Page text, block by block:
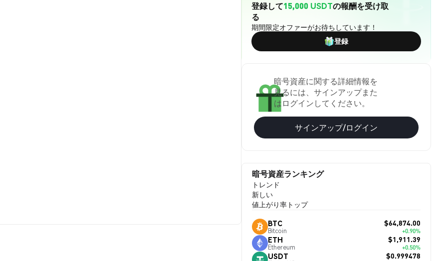
登録して15,000 USDTの報酬を受け取
る
期間限定オファーがお待ちしています！
登録
暗号資産に関する詳細情報を
見るには、サインアップまた
はログインしてください。
サインアップ/ログイン
暗号資産ランキング
トレンド
新しい
値上がり率トップ
BTC
Bitcoin
$64,874.00
+0.90%
ETH
Ethereum
$1,911.39
+0.50%
USDT $0.999478